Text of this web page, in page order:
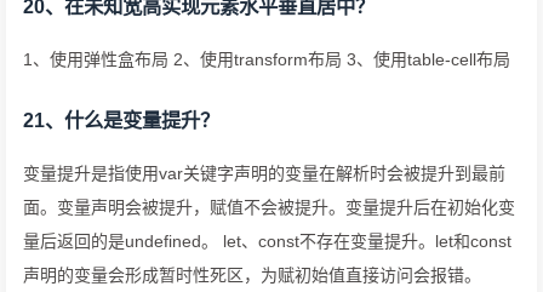
20、在未知宽高实现元素水平垂直居中？
1、使用弹性盒布局 2、使用transform布局 3、使用table-cell布局
21、什么是变量提升？
变量提升是指使用var关键字声明的变量在解析时会被提升到最前
面。变量声明会被提升，赋值不会被提升。变量提升后在初始化变
量后返回的是undefined。 let、const不存在变量提升。let和const
声明的变量会形成暂时性死区，为赋初始值直接访问会报错。